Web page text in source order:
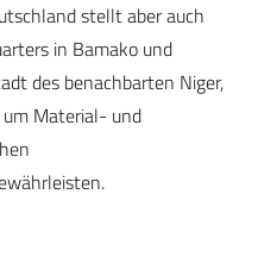
stellt aber auch
in Bamako und
des benachbarten Niger,
Material- und